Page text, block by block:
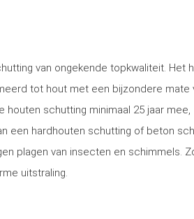
van ongekende topkwaliteit. Het
tot hout met een bijzondere mate
schutting minimaal 25 jaar mee,
een hardhouten schutting of beton
plagen van insecten en schimmels.
uitstraling.